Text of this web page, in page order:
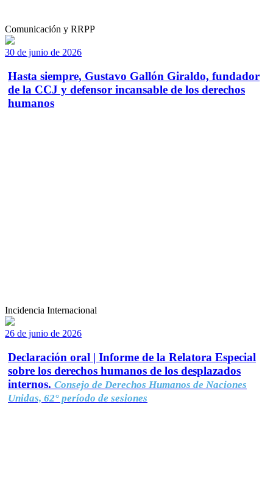
Comunicación y RRPP
30 de junio de 2026
Hasta siempre, Gustavo Gallón Giraldo, fundador
de la CCJ y defensor incansable de los derechos
humanos
Incidencia Internacional
26 de junio de 2026
Declaración oral | Informe de la Relatora Especial
sobre los derechos humanos de los desplazados
internos. Consejo de Derechos Humanos de Naciones
Unidas, 62° período de sesiones